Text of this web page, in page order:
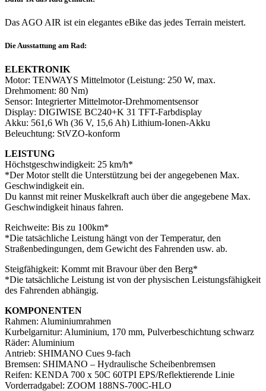
Das AGO AIR ist ein elegantes eBike das jedes Terrain meistert.
Die Ausstattung am Rad:
ELEKTRONIK
Motor: TENWAYS Mittelmotor (Leistung: 250 W, max.
Drehmoment: 80 Nm)
Sensor: Integrierter Mittelmotor-Drehmomentsensor
Display: DIGIWISE BC240+K 31 TFT-Farbdisplay
Akku: 561,6 Wh (36 V, 15,6 Ah) Lithium-Ionen-Akku
Beleuchtung: StVZO-konform
LEISTUNG
Höchstgeschwindigkeit: 25 km/h*
*Der Motor stellt die Unterstützung bei der angegebenen Max.
Geschwindigkeit ein.
Du kannst mit reiner Muskelkraft auch über die angegebene Max.
Geschwindigkeit hinaus fahren.
Reichweite: Bis zu 100km*
*Die tatsächliche Leistung hängt von der Temperatur, den
Straßenbedingungen, dem Gewicht des Fahrenden usw. ab.
Steigfähigkeit: Kommt mit Bravour über den Berg*
*Die tatsächliche Leistung ist von der physischen Leistungsfähigkeit
des Fahrenden abhängig.
KOMPONENTEN
Rahmen: Aluminiumrahmen
Kurbelgarnitur: Aluminium, 170 mm, Pulverbeschichtung schwarz
Räder: Aluminium
Antrieb: SHIMANO Cues 9-fach
Bremsen: SHIMANO – Hydraulische Scheibenbremsen
Reifen: KENDA 700 x 50C 60TPI EPS/Reflektierende Linie
Vorderradgabel: ZOOM 188NS-700C-HLO